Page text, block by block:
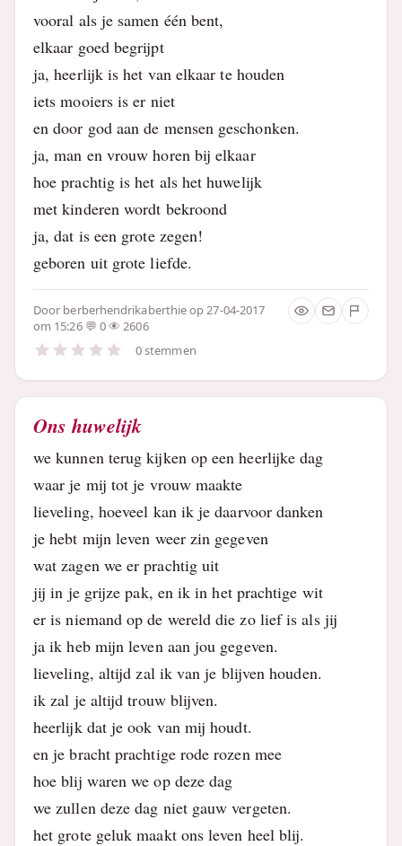
vooral als je samen één bent,
elkaar goed begrijpt
ja, heerlijk is het van elkaar te houden
iets mooiers is er niet
en door god aan de mensen geschonken.
ja, man en vrouw horen bij elkaar
hoe prachtig is het als het huwelijk
met kinderen wordt bekroond
ja, dat is een grote zegen!
geboren uit grote liefde.
Door berberhendrikaberthieop 27-04-2017
om 15:26
0
2606
0 stemmen
Ons huwelijk
we kunnen terug kijken op een heerlijke dag
waar je mij tot je vrouw maakte
lieveling, hoeveel kan ik je daarvoor danken
je hebt mijn leven weer zin gegeven
wat zagen we er prachtig uit
jij in je grijze pak, en ik in het prachtige wit
er is niemand op de wereld die zo lief is als jij
ja ik heb mijn leven aan jou gegeven.
lieveling, altijd zal ik van je blijven houden.
ik zal je altijd trouw blijven.
heerlijk dat je ook van mij houdt.
en je bracht prachtige rode rozen mee
hoe blij waren we op deze dag
we zullen deze dag niet gauw vergeten.
het grote geluk maakt ons leven heel blij.